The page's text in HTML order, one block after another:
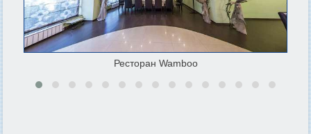
Ресторан Wamboo